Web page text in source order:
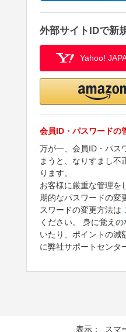
外部サイトIDで新
Yahoo!
会員ID・パスワードの
万が一、会員ID・パス
まうと、なりすまし不
ります。
お客様に厳重な管理を
期的なパスワードの変
スワードの変更方法は
ください。 身に覚え
いたり、ポイントの減
に弊社サポートセンタ
表示： スマ